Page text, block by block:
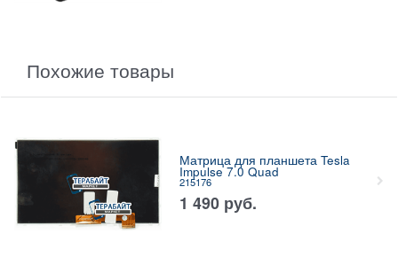
Похожие товары
Матрица для планшета Tesla
Impulse 7.0 Quad
215176
1 490 руб.